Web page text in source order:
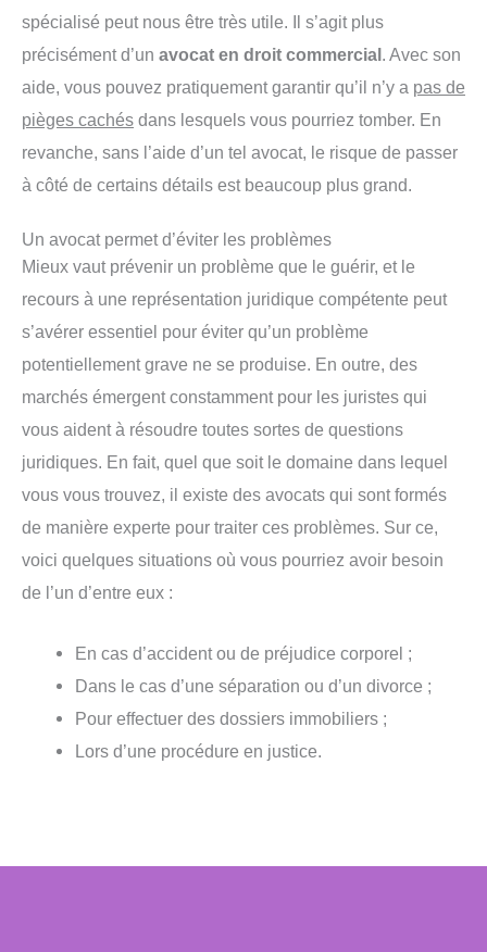
spécialisé peut nous être très utile. Il s’agit plus
précisément d’un avocat en droit commercial. Avec son
aide, vous pouvez pratiquement garantir qu’il n’y a pas de
pièges cachés dans lesquels vous pourriez tomber. En
revanche, sans l’aide d’un tel avocat, le risque de passer
à côté de certains détails est beaucoup plus grand.
Un avocat permet d’éviter les problèmes
Mieux vaut prévenir un problème que le guérir, et le
recours à une représentation juridique compétente peut
s’avérer essentiel pour éviter qu’un problème
potentiellement grave ne se produise. En outre, des
marchés émergent constamment pour les juristes qui
vous aident à résoudre toutes sortes de questions
juridiques. En fait, quel que soit le domaine dans lequel
vous vous trouvez, il existe des avocats qui sont formés
de manière experte pour traiter ces problèmes. Sur ce,
voici quelques situations où vous pourriez avoir besoin
de l’un d’entre eux :
En cas d’accident ou de préjudice corporel ;
Dans le cas d’une séparation ou d’un divorce ;
Pour effectuer des dossiers immobiliers ;
Lors d’une procédure en justice.